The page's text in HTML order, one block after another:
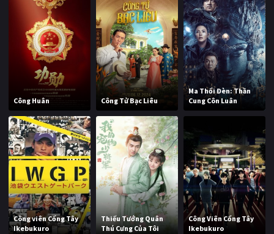
Công Huân Công Tử Bạc Liêu
Ma Thổi Đèn: Thần
Cung Côn Luân
Công viên Cổng Tây
Ikebukuro
Thiếu Tướng Quân
Thú Cưng Của Tôi
Công Viên Cổng Tây
Ikebukuro